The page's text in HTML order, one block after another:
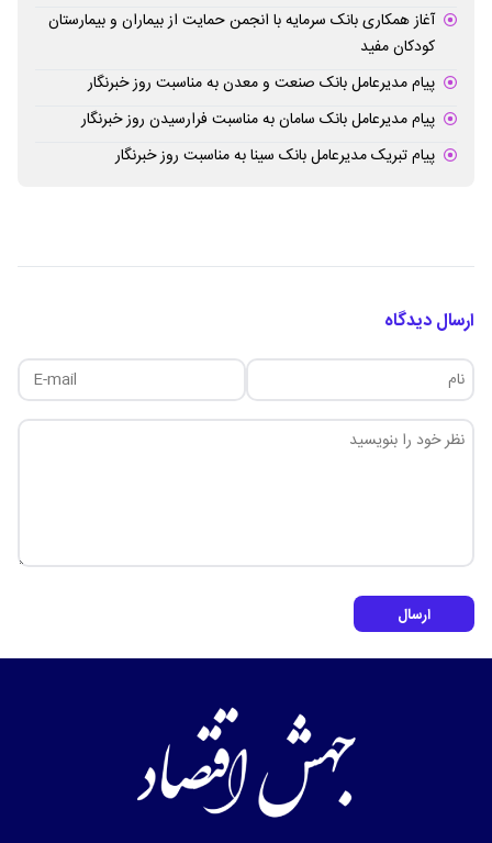
آغاز همکاری بانک سرمایه با انجمن حمایت از بیماران و بیمارستان
کودکان مفید
پیام مدیرعامل بانک صنعت و معدن به مناسبت روز خبرنگار
پیام مدیرعامل بانک سامان به مناسبت فرارسیدن روز خبرنگار
پیام تبریک مدیرعامل بانک سینا به مناسبت روز خبرنگار
ارسال دیدگاه
ارسال